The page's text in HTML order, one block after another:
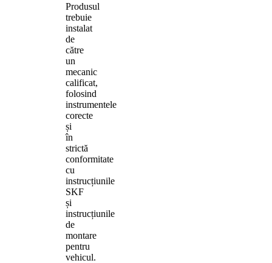
Produsul
trebuie
instalat
de
către
un
mecanic
calificat,
folosind
instrumentele
corecte
și
în
strictă
conformitate
cu
instrucțiunile
SKF
și
instrucțiunile
de
montare
pentru
vehicul.